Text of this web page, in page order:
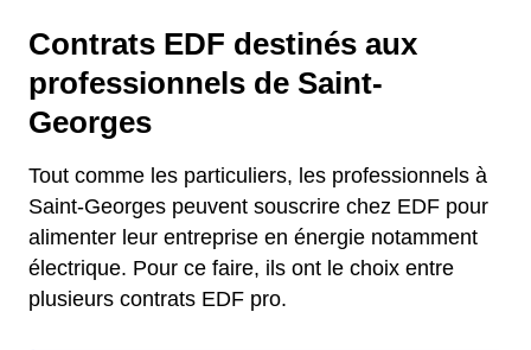
Contrats EDF destinés aux
professionnels de Saint-
Georges
Tout comme les particuliers, les professionnels à
Saint-Georges peuvent souscrire chez EDF pour
alimenter leur entreprise en énergie notamment
électrique. Pour ce faire, ils ont le choix entre
plusieurs contrats EDF pro.